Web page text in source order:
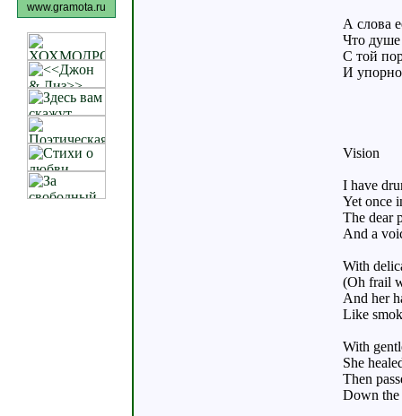
www.gramota.ru
А слова
Что душе
С той
И упорно
Vision
I have
Yet once
The dear
And a
With
(Oh frail
And her
Like
With
She
Then
Down the